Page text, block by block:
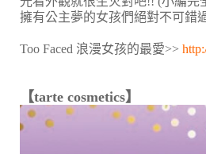
擁有公主夢的女孩們絕對不可錯
Too Faced 浪漫女孩的最愛>>
【tarte cosmetics】